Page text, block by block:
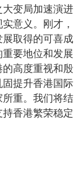
变局加速演进
意义。刚才，
取得的可喜成
要地位和发展
高度重视和殷
提升香港国际
重。我们将结
香港繁荣稳定